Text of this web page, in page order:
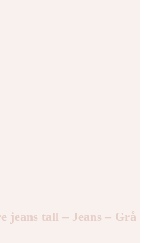
jeans tall – Jeans – Grå